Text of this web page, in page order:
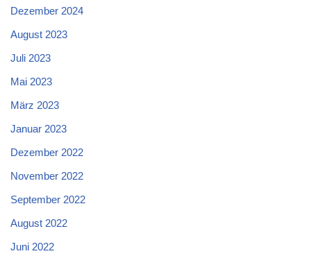
Dezember 2024
August 2023
Juli 2023
Mai 2023
März 2023
Januar 2023
Dezember 2022
November 2022
September 2022
August 2022
Juni 2022